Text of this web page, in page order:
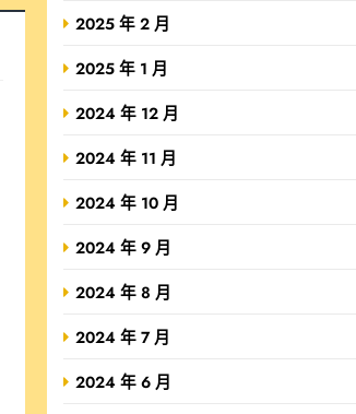
2025 年 2 月
2025 年 1 月
2024 年 12 月
2024 年 11 月
2024 年 10 月
2024 年 9 月
2024 年 8 月
2024 年 7 月
2024 年 6 月